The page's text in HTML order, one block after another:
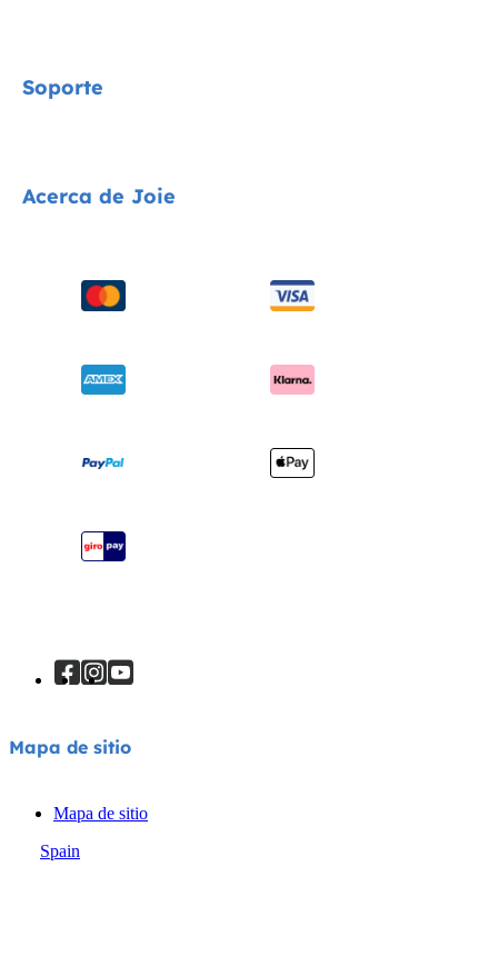
Cochecitos
Columpios y hamacas
Portabebés
Soporte
Envíos y devoluciones
Garantía
Sitemap
Acerca de Joie
Quiénes somos
Premios
Registra tu producto
Mapa de sitio
Mapa de sitio
Spain